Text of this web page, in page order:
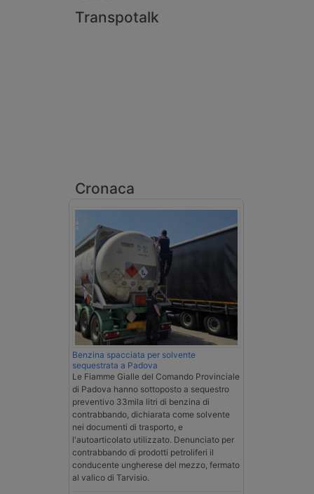
Transpotalk
Cronaca
Benzina spacciata per solvente
sequestrata a Padova
Le Fiamme Gialle del Comando Provinciale
di Padova hanno sottoposto a sequestro
preventivo 33mila litri di benzina di
contrabbando, dichiarata come solvente
nei documenti di trasporto, e
l'autoarticolato utilizzato. Denunciato per
contrabbando di prodotti petroliferi il
conducente ungherese del mezzo, fermato
al valico di Tarvisio.